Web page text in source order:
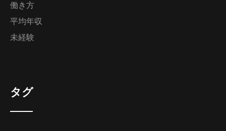
働き方
平均年収
未経験
タグ